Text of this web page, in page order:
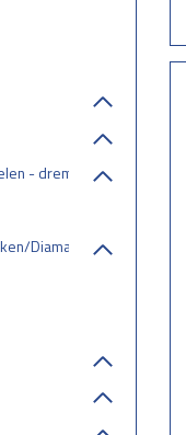
- drempels/ruggen/
Diamantkoppalen